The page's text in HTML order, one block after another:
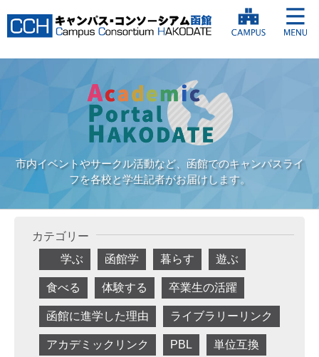
市内イベントやサークル活動など、函館でのキャンパスライ
フを各校と学生記者がお届けします。
カテゴリー
学ぶ
函館学 暮らす 遊ぶ
食べる 体験する 卒業生の活躍
函館に進学した理由 ライブラリーリンク
アカデミックリンク PBL 単位互換